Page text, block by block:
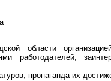
области
работодателей,
пропаганда их